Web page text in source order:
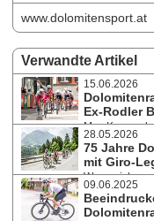
www.dolomitensport.at
Verwandte Artikel
15.06.2026
Ex-Rodler
Max Kuen
Dolomitenradrundfahrt am
Miguel Brugger
Pintarelli und Ils van der
Teilnehmer:innen aus 26
Osttirol.
28.05.2026
75 Jahre
mit Giro-
Wenn sich
Radsportbegeisterte aus
nur eine der
09.06.2025